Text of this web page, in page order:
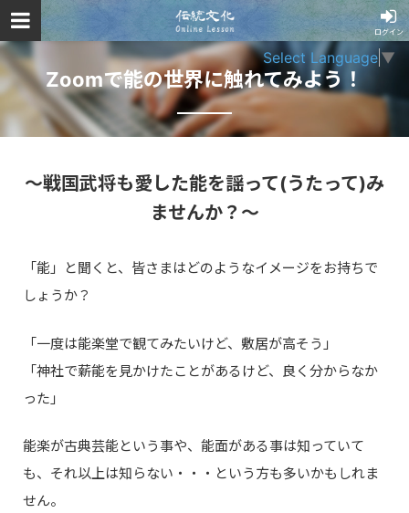
Select Language ▼
ログイン
Zoomで能の世界に触れてみよう！
～戦国武将も愛した能を謡って(うたって)み
ませんか？～
「能」と聞くと、皆さまはどのようなイメージをお持ちで
しょうか？
「一度は能楽堂で観てみたいけど、敷居が高そう」
「神社で薪能を見かけたことがあるけど、良く分からなか
った」
能楽が古典芸能という事や、能面がある事は知っていて
も、それ以上は知らない・・・という方も多いかもしれま
せん。